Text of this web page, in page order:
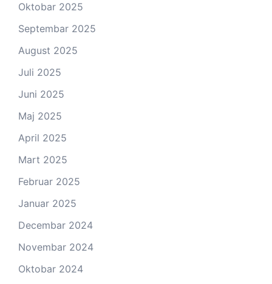
Oktobar 2025
Septembar 2025
August 2025
Juli 2025
Juni 2025
Maj 2025
April 2025
Mart 2025
Februar 2025
Januar 2025
Decembar 2024
Novembar 2024
Oktobar 2024